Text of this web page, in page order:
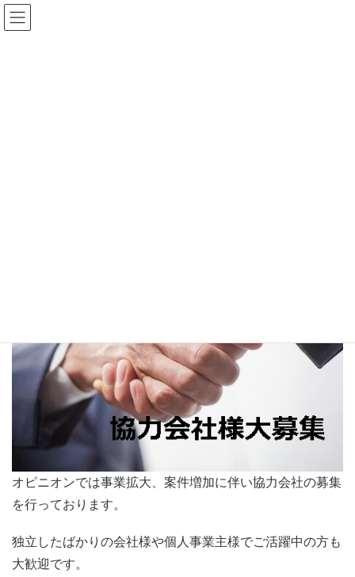
オピニオンでは事業拡大、案件増加に伴い協力会社の募集
を行っております。
独立したばかりの会社様や個人事業主様でご活躍中の方も
大歓迎です。